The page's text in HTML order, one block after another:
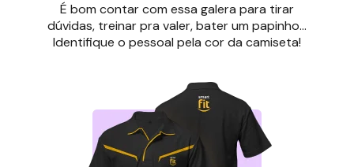
É bom contar com essa galera para tirar
dúvidas, treinar pra valer, bater um papinho...
Identifique o pessoal pela cor da camiseta!